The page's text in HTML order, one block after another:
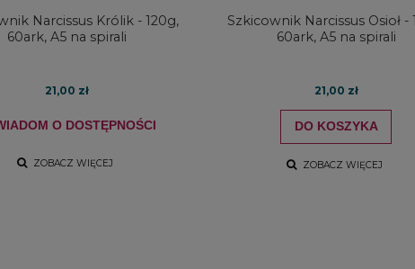
Narcissus Królik - 120g,
60ark, A5 na spirali
21,00 zł
O DOSTĘPNOŚCI
ZOBACZ WIĘCEJ
Szkicownik Narcissus Osioł -
60ark, A5 na spirali
21,00 zł
DO KOSZYKA
ZOBACZ WIĘCEJ